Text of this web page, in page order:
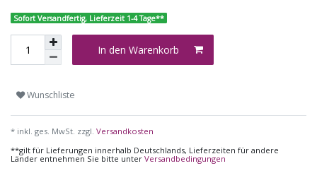
Sofort Versandfertig, Lieferzeit 1-4 Tage**
In den Warenkorb
Wunschliste
* inkl. ges. MwSt. zzgl. Versandkosten
**gilt für Lieferungen innerhalb Deutschlands, Lieferzeiten für andere
Länder entnehmen Sie bitte unter Versandbedingungen